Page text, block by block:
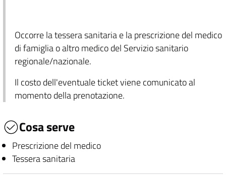
Occorre la tessera sanitaria e la prescrizione del medico
di famiglia o altro medico del Servizio sanitario
regionale/nazionale.
Il costo dell'eventuale ticket viene comunicato al
momento della prenotazione.
Cosa serve
Prescrizione del medico
Tessera sanitaria